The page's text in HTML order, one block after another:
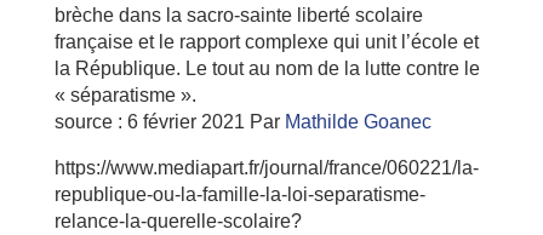
brèche dans la sacro-sainte liberté scolaire
française et le rapport complexe qui unit l’école et
la République. Le tout au nom de la lutte contre le
« séparatisme ».
source : 6 février 2021 Par Mathilde Goanec
https://www.mediapart.fr/journal/france/060221/la-
republique-ou-la-famille-la-loi-separatisme-
relance-la-querelle-scolaire?